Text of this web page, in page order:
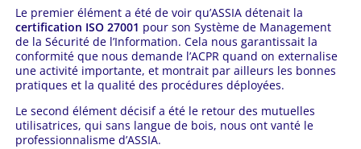
Le premier élément a été de voir qu’ASSIA détenait la
certification ISO 27001 pour son Système de Management
de la Sécurité de l’Information. Cela nous garantissait la
conformité que nous demande l’ACPR quand on externalise
une activité importante, et montrait par ailleurs les bonnes
pratiques et la qualité des procédures déployées.
Le second élément décisif a été le retour des mutuelles
utilisatrices, qui sans langue de bois, nous ont vanté le
professionnalisme d’ASSIA.